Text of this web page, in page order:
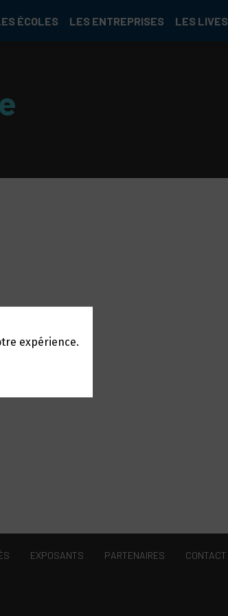
ÉCOLES LES ENTREPRISES LES LIVES
EXPOSANTS PARTENAIRES CONTACT
expérience.